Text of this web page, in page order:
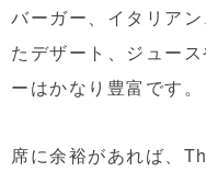
バーガー、イタリア
たデザート、ジュー
ーはかなり豊富です。
席に余裕があれば、